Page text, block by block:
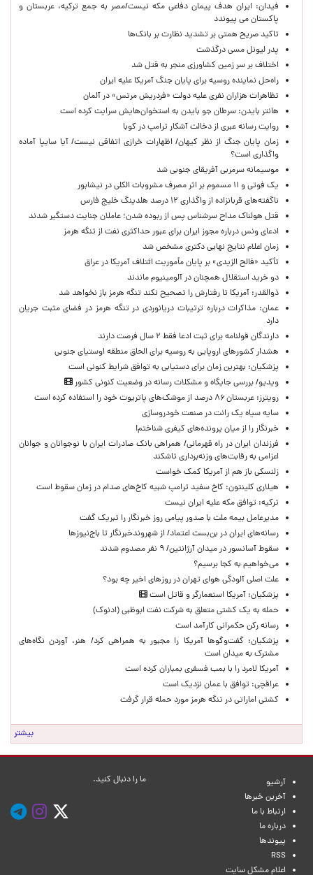
فیدان: ایران هدف پیمان دفاعی مکه نیست/مصر به جمع ترکیه، عربستان و
پاکستان می پیوندد
تاکید صریح همتی بر تشدید نظارت بر بانک‌ها
پدر لیونل مسی درگذشت
اختلاف بر سر زمین کشاورزی منجر به قتل شد
راه‌حل نماینده روسیه برای پایان جنگ آمریکا علیه ایران
تظاهرات هزاران نفری علیه دولت «فردریش مرتس» در آلمان
هانتر بایدن: سرطان جو بایدن به استخوان‌هایش سرایت کرده است
روایت رسانه عبری از دخالت آشکار ترامپ در کوبا
زمان پایان جنگ از نظر کیهان/ اظهارات خرازی اتفاقی نیست/ آیا سایپا آماده
واگذاری است؟
موسیمانه سرمربی آفریقای جنوبی شد
یک فوتی و ۱۱ مسموم بر اثر مصرف مشروبات الکلی در نیشابور
ناگفته‌های قربانزاده از واگذاری ۱۲ درصد هلدینگ خلیج فارس
قتل هولناک مداح سرشناس پس از ربوده شدن؛ عاملان جنایت دستگیر شدند
ادعای ونس درباره مجوز ایران برای عبور حداکثری نفت از تنگه هرمز
زمان اعلام نتایج نهایی دکتری مشخص شد
تأکید «فالح الزیدی» بر پایان مأموریت ائتلاف آمریکا در عراق
دو خرید استقلال همچنان در آلومینیوم ماندند
ذوالقدر: آمریکا تا رفتارش را تصحیح نکند تنگه هرمز باز نخواهد شد
عمان: مذاکرات درباره ترتیبات دریانوردی در تنگه هرمز در فضای مثبت جریان
دارد
دارندگان قولنامه برای ثبت ادعا فقط ۲ سال فرصت دارند
هشدار کشورهای اروپایی به روسیه برای الحاق منطقه اوستیای جنوبی
پزشکیان‌: بهترین زمان برای دستیابی به توافق شرایط کنونی است
ویدیو/ بررسی جایگاه و مشکلات رسانه در وضعیت کنونی کشور
رویترز: عربستان ۸۶ درصد از موشک‌های پاتریوت خود را استفاده کرده است
سایه سیاه یک رانت در صنعت خودروسازی
خبرنگار را از میان پرونده‌های کیفری شناختم!
​فرزندان ایران در راه قهرمانی/ همراهی بانک صادرات ایران با نوجوانان و جوانان
اعزامی به رقابت‌های وزنه‌برداری تاشکند
زلنسکی باز هم از آمریکا کمک خواست
هیلاری کلینتون: کاخ سفید ترامپ شبیه کاخ‌های صدام در زمان سقوط است
ترکیه: توافق مکه علیه ایران نیست
مدیرعامل بیمه ملت با صدور پیامی روز خبرنگار را تبریک گفت
رسانه‌های ایران در بن‌بست اعتماد/ از شهروندخبرنگار تا باج‌نیوزها
سقوط آسانسور در میدان آرژانتین/ ۹ نفر مصدوم شدند
می‌خواهیم به کجا برسیم؟
علت اصلی آلودگی هوای تهران در روزهای اخیر چه بود؟
پزشکیان: آمریکا استعمارگر و قاتل است
حمله به یک کشتی متعلق به شرکت نفت ابوظبی (ادنوک)
رسانه رکن حکمرانی کارآمد است
پزشکیان: گفت‌وگوها آمریکا را مجبور به همراهی کرد/ هنر، آوردن نگاه‌های
مشترک به میدان است
آمریکا لامرد را با بمب فسفری بمباران کرده است
عراقچی: توافق با عمان نزدیک است
کشتی اماراتی در تنگه هرمز مورد حمله قرار گرفت
بیشتر
آرشیو
آخرین خبرها
ارتباط با ما
درباره ما
پیوندها
RSS
اعلام مشکل سایت
ما را دنبال کنید.